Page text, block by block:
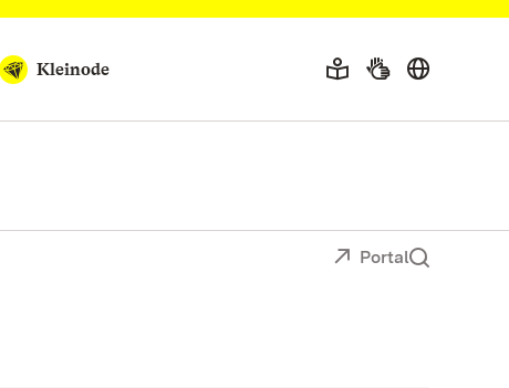
Kleinode
Portal